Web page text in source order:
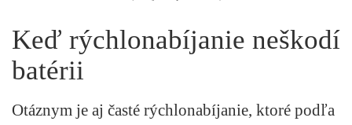
Keď rýchlonabíjanie neškodí
batérii
Otáznym je aj časté rýchlonabíjanie, ktoré podľa